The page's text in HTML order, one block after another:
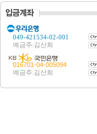
049-421534-02-001
예금주:김산희
016701-04-005094
예금주:김산희